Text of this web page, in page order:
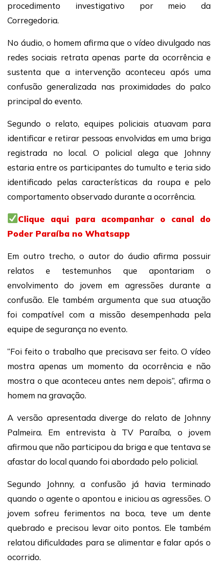
procedimento investigativo por meio da
Corregedoria.
No áudio, o homem afirma que o vídeo divulgado nas
redes sociais retrata apenas parte da ocorrência e
sustenta que a intervenção aconteceu após uma
confusão generalizada nas proximidades do palco
principal do evento.
Segundo o relato, equipes policiais atuavam para
identificar e retirar pessoas envolvidas em uma briga
registrada no local. O policial alega que Johnny
estaria entre os participantes do tumulto e teria sido
identificado pelas características da roupa e pelo
comportamento observado durante a ocorrência.
Clique aqui para acompanhar o canal do
Poder Paraíba no Whatsapp
Em outro trecho, o autor do áudio afirma possuir
relatos e testemunhos que apontariam o
envolvimento do jovem em agressões durante a
confusão. Ele também argumenta que sua atuação
foi compatível com a missão desempenhada pela
equipe de segurança no evento.
“Foi feito o trabalho que precisava ser feito. O vídeo
mostra apenas um momento da ocorrência e não
mostra o que aconteceu antes nem depois”, afirma o
homem na gravação.
A versão apresentada diverge do relato de Johnny
Palmeira. Em entrevista à TV Paraíba, o jovem
afirmou que não participou da briga e que tentava se
afastar do local quando foi abordado pelo policial.
Segundo Johnny, a confusão já havia terminado
quando o agente o apontou e iniciou as agressões. O
jovem sofreu ferimentos na boca, teve um dente
quebrado e precisou levar oito pontos. Ele também
relatou dificuldades para se alimentar e falar após o
ocorrido.